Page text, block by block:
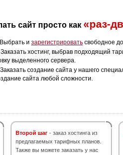
сайт просто как «раз-
Выбрать и зарегистрировать свободное
Заказать хостинг, выбрав подходящий
выделенного сервера.
Заказать создание сайта у нашего
сайта любой сложности.
Второй шаг - заказ хостинга из
предлагаемых тарифных планов.
Также вы можете заказать у нас